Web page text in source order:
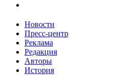
Новости
Пресс-центр
Реклама
Редакция
Авторы
История